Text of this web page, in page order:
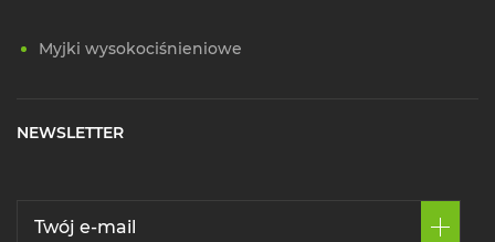
Myjki wysokociśnieniowe
NEWSLETTER